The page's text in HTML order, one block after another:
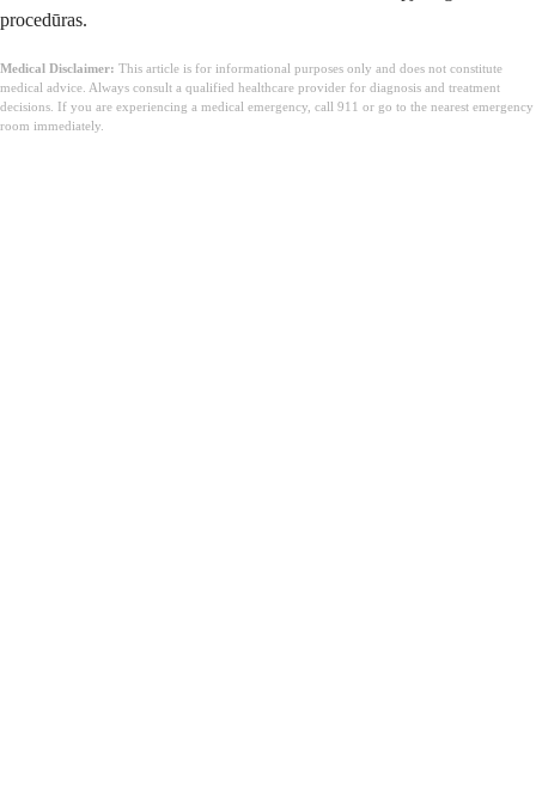
procedūras.
Medical Disclaimer: This article is for informational purposes only and does not constitute
medical advice. Always consult a qualified healthcare provider for diagnosis and treatment
decisions. If you are experiencing a medical emergency, call 911 or go to the nearest emergency
room immediately.